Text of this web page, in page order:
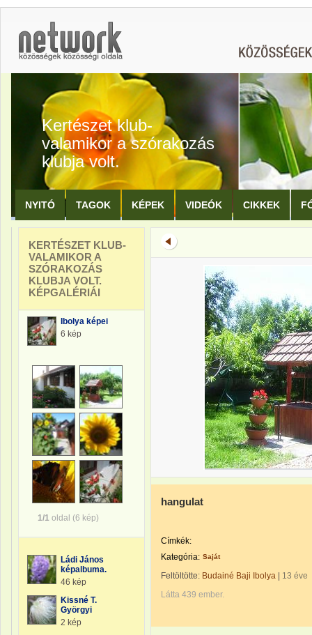
Kertészet klub-
valamikor a szórakozás
klubja volt.
NYITÓ TAGOK KÉPEK VIDEÓK CIKKEK
KERTÉSZET KLUB-
VALAMIKOR A
SZÓRAKOZÁS
KLUBJA VOLT.
KÉPGALÉRIÁI
Ibolya képei
6 kép
1/1 oldal (6 kép)
Ládi János
képalbuma.
46 kép
Kissné T.
Györgyi
2 kép
hangulat
Címkék:
Kategória: Saját
Feltöltötte: Budainé Baji Ibolya
13 éve
Látta 439 ember.